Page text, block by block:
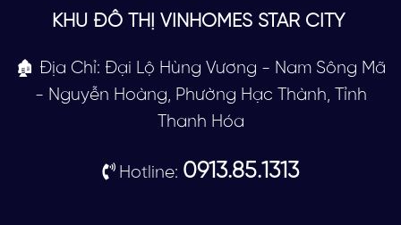
KHU ĐÔ THỊ VINHOMES STAR CITY
🏚 Địa Chỉ: Đại Lộ Hùng Vương - Nam Sông Mã
- Nguyễn Hoàng, Phường Hạc Thành, Tỉnh
Thanh Hóa
Hotline: 0913.85.1313